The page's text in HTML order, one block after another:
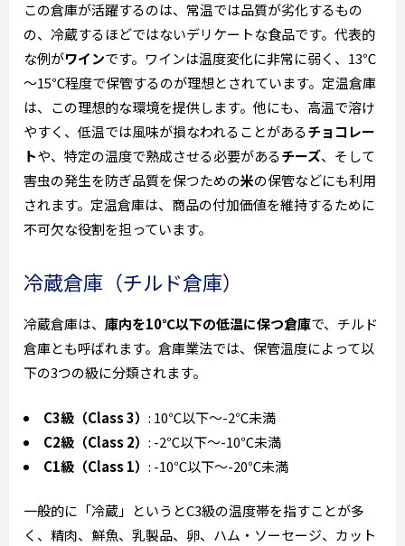
この倉庫が活躍するのは、常温では品質が劣化するもの
の、冷蔵するほどではないデリケートな食品です。代表的
な例がワインです。ワインは温度変化に非常に弱く、13℃
～15℃程度で保管するのが理想とされています。定温倉庫
は、この理想的な環境を提供します。他にも、高温で溶け
やすく、低温では風味が損なわれることがあるチョコレー
トや、特定の温度で熟成させる必要があるチーズ、そして
害虫の発生を防ぎ品質を保つための米の保管などにも利用
されます。定温倉庫は、商品の付加価値を維持するために
不可欠な役割を担っています。
冷蔵倉庫（チルド倉庫）
冷蔵倉庫は、 庫内を10℃以下の低温に保つ倉庫で、チルド
倉庫とも呼ばれます。倉庫業法では、保管温度によって以
下の3つの級に分類されます。
C3級（Class 3） : 10℃以下～-2℃未満
C2級（Class 2） : -2℃以下～-10℃未満
C1級（Class 1） : -10℃以下～-20℃未満
一般的に「冷蔵」というとC3級の温度帯を指すことが多
く、精肉、鮮魚、乳製品、卵、ハム・ソーセージ、カット